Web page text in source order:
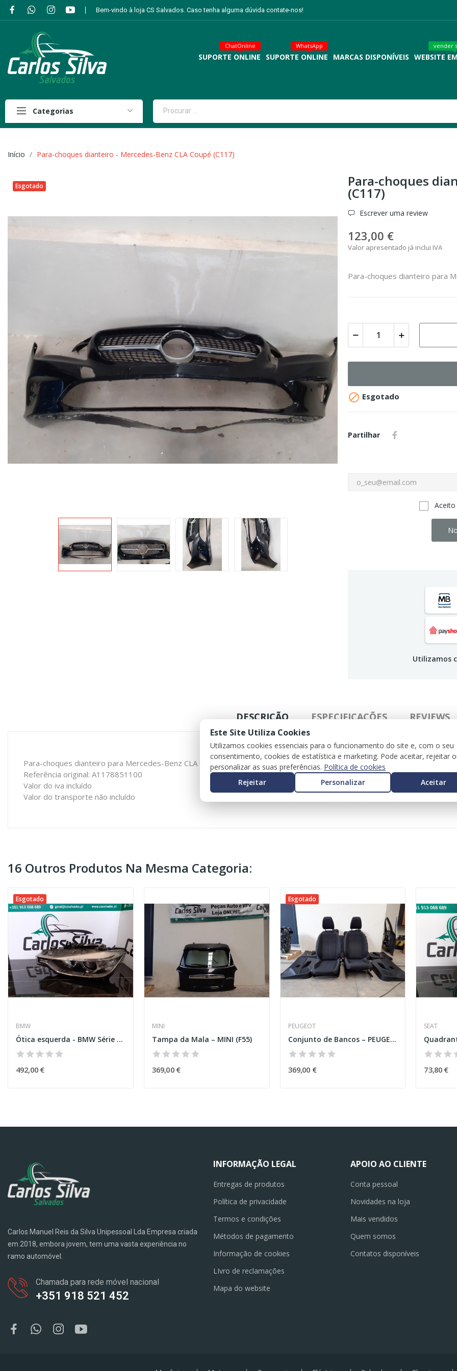
Bem-vindo à loja CS Salvados. Caso tenha alguma dúvida contate-nos!
SUPORTE ONLINE
ChatOnline
SUPORTE ONLINE
WhatsApp
MARCAS DISPONÍVEIS WEBSITE
vender
Categorias
Início Para-choques dianteiro - Mercedes-Benz CLA Coupé (C117)
Esgotado Para-choques
(C117)
Escrever uma review
123,00 €
Valor apresentado já inclui IVA
Para-choques dianteiro para
 Esgotado
Partilhar
Utilizamos
DESCRIÇÃO ESPECIFICAÇÕES REVIEWS
Para-choques dianteiro para Mercedes-Benz CLA Coupé (C117)
Referência original: A1178851100
Valor do iva incluído
Valor do transporte não incluído
16 Outros Produtos Na Mesma Categoria:
Esgotado
BMW
Ótica esquerda - BMW Série 3 (F30)
492,00 €
MINI
Tampa da Mala – MINI (F55)
369,00 €
Esgotado
PEUGEOT
Conjunto de Bancos – PEUGEOT 208 II...
369,00 €
SEAT
73,80 €
Carlos Manuel Reis da Silva Unipessoal Lda Empresa criada
em 2018, embora jovem, tem uma vasta experiência no
ramo automóvel.
Chamada para rede móvel nacional
+351 918 521 452
INFORMAÇÃO LEGAL
Entregas de produtos
Política de privacidade
Termos e condições
Métodos de pagamento
Informação de cookies
LIvro de reclamações
Mapa do website
APOIO AO CLIENTE
Conta pessoal
Novidades na loja
Mais vendidos
Quem somos
Contatos disponíveis
Este Site Utiliza Cookies
Utilizamos cookies essenciais para o funcionamento do site e, com o seu
consentimento, cookies de estatística e marketing. Pode aceitar, rejeitar
personalizar as suas preferências. Política de cookies
Rejeitar
Personalizar Aceitar